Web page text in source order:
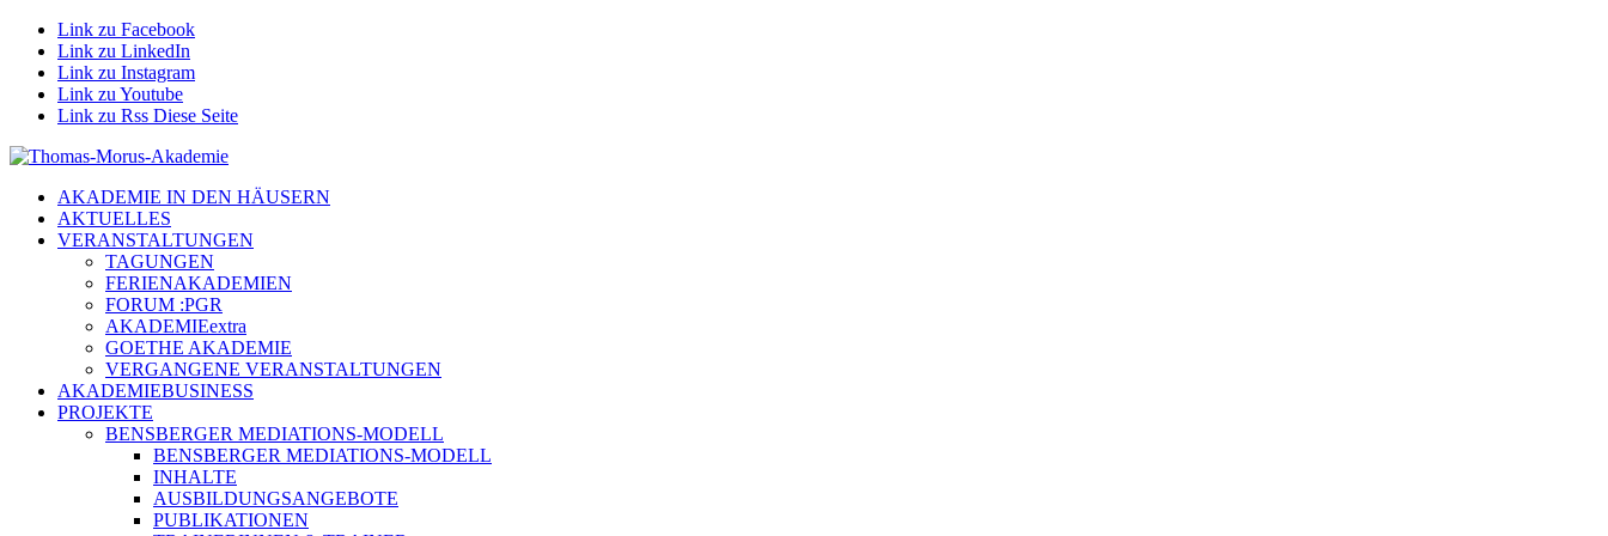
Link zu Facebook
Link zu LinkedIn
Link zu Instagram
Link zu Youtube
Link zu Rss Diese Seite
AKADEMIE IN DEN HÄUSERN
AKTUELLES
VERANSTALTUNGEN
TAGUNGEN
FERIENAKADEMIEN
FORUM :PGR
AKADEMIEextra
GOETHE AKADEMIE
VERGANGENE VERANSTALTUNGEN
AKADEMIEBUSINESS
PROJEKTE
BENSBERGER MEDIATIONS-MODELL
BENSBERGER MEDIATIONS-MODELL
INHALTE
AUSBILDUNGSANGEBOTE
PUBLIKATIONEN